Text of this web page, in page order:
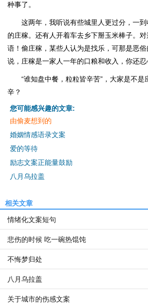
种事了。
这两年，我听说有些城里人更过分，一
的庄稼。还有人开着车去乡下掰玉米棒子。
语！偷庄稼，某些人认为是找乐，可那是恶
说，庄稼是一家人一年的口粮和收入，你还忍
“谁知盘中餐，粒粒皆辛苦”，大家是不是
辛？
您可能感兴趣的文章:
由偷麦想到的
婚姻情感语录文案
爱的等待
励志文案正能量鼓励
八月乌拉盖
相关文章
情绪化文案短句
悲伤的时候 吃一碗热馄饨
不悔梦归处
八月乌拉盖
关于城市的伤感文案